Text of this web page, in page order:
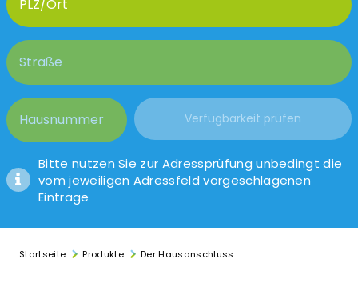
Bitte nutzen Sie zur Adressprüfung unbedingt die
vom jeweiligen Adressfeld vorgeschlagenen
Einträge
Startseite Produkte Der Hausanschluss